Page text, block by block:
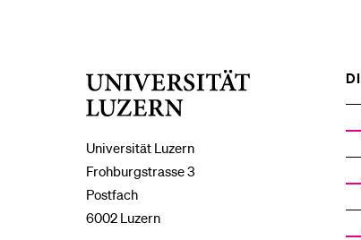
Universität Luzern
Frohburgstrasse 3
Postfach
6002 Luzern